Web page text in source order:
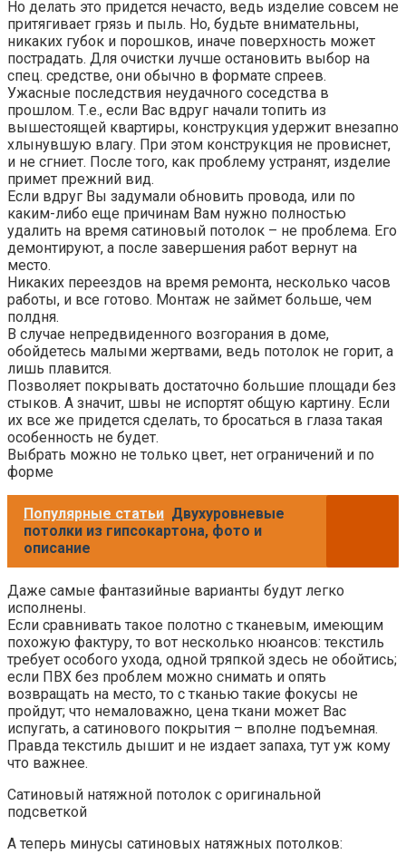
Но делать это придется нечасто, ведь изделие совсем не
притягивает грязь и пыль. Но, будьте внимательны,
никаких губок и порошков, иначе поверхность может
пострадать. Для очистки лучше остановить выбор на
спец. средстве, они обычно в формате спреев.
Ужасные последствия неудачного соседства в
прошлом. Т.е., если Вас вдруг начали топить из
вышестоящей квартиры, конструкция удержит внезапно
хлынувшую влагу. При этом конструкция не провиснет,
и не сгниет. После того, как проблему устранят, изделие
примет прежний вид.
Если вдруг Вы задумали обновить провода, или по
каким-либо еще причинам Вам нужно полностью
удалить на время сатиновый потолок – не проблема. Его
демонтируют, а после завершения работ вернут на
место.
Никаких переездов на время ремонта, несколько часов
работы, и все готово. Монтаж не займет больше, чем
полдня.
В случае непредвиденного возгорания в доме,
обойдетесь малыми жертвами, ведь потолок не горит, а
лишь плавится.
Позволяет покрывать достаточно большие площади без
стыков. А значит, швы не испортят общую картину. Если
их все же придется сделать, то бросаться в глаза такая
особенность не будет.
Выбрать можно не только цвет, нет ограничений и по
форме
Популярные статьи Двухуровневые
потолки из гипсокартона, фото и
описание
Даже самые фантазийные варианты будут легко
исполнены.
Если сравнивать такое полотно с тканевым, имеющим
похожую фактуру, то вот несколько нюансов: текстиль
требует особого ухода, одной тряпкой здесь не обойтись;
если ПВХ без проблем можно снимать и опять
возвращать на место, то с тканью такие фокусы не
пройдут; что немаловажно, цена ткани может Вас
испугать, а сатинового покрытия – вполне подъемная.
Правда текстиль дышит и не издает запаха, тут уж кому
что важнее.
Сатиновый натяжной потолок с оригинальной
подсветкой
А теперь минусы сатиновых натяжных потолков: